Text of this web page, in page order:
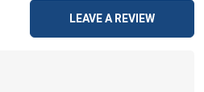
LEAVE A REVIEW